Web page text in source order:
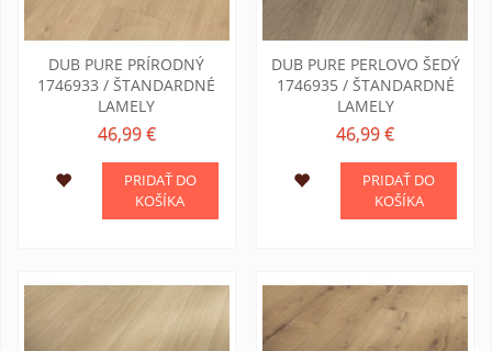
DUB PURE PRÍRODNÝ
1746933 / ŠTANDARDNÉ
LAMELY
46,99 €
PRIDAŤ DO
KOŠÍKA
DUB PURE PERLOVO ŠEDÝ
1746935 / ŠTANDARDNÉ
LAMELY
46,99 €
PRIDAŤ DO
KOŠÍKA